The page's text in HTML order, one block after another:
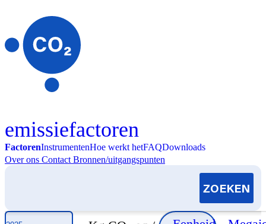
emissiefactoren
FactorenInstrumentenHoe werkt hetFAQDownloads
Over ons Contact Bronnen/uitgangspunten
Selecteer jaar